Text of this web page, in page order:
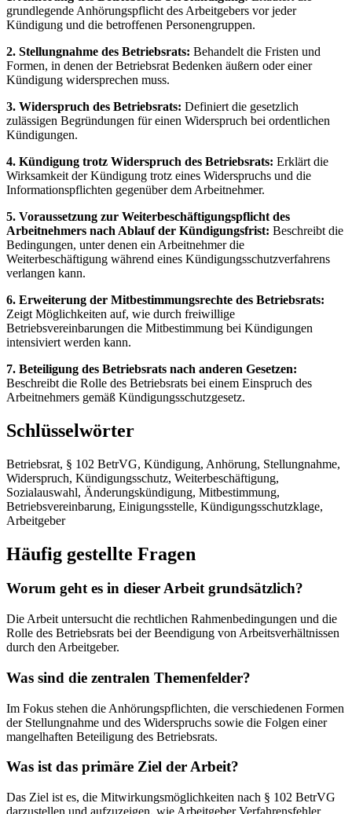
grundlegende Anhörungspflicht des Arbeitgebers vor jeder
Kündigung und die betroffenen Personengruppen.
2. Stellungnahme des Betriebsrats: Behandelt die Fristen und
Formen, in denen der Betriebsrat Bedenken äußern oder einer
Kündigung widersprechen muss.
3. Widerspruch des Betriebsrats: Definiert die gesetzlich
zulässigen Begründungen für einen Widerspruch bei ordentlichen
Kündigungen.
4. Kündigung trotz Widerspruch des Betriebsrats: Erklärt die
Wirksamkeit der Kündigung trotz eines Widerspruchs und die
Informationspflichten gegenüber dem Arbeitnehmer.
5. Voraussetzung zur Weiterbeschäftigungspflicht des
Arbeitnehmers nach Ablauf der Kündigungsfrist: Beschreibt die
Bedingungen, unter denen ein Arbeitnehmer die
Weiterbeschäftigung während eines Kündigungsschutzverfahrens
verlangen kann.
6. Erweiterung der Mitbestimmungsrechte des Betriebsrats:
Zeigt Möglichkeiten auf, wie durch freiwillige
Betriebsvereinbarungen die Mitbestimmung bei Kündigungen
intensiviert werden kann.
7. Beteiligung des Betriebsrats nach anderen Gesetzen:
Beschreibt die Rolle des Betriebsrats bei einem Einspruch des
Arbeitnehmers gemäß Kündigungsschutzgesetz.
Schlüsselwörter
Betriebsrat, § 102 BetrVG, Kündigung, Anhörung, Stellungnahme,
Widerspruch, Kündigungsschutz, Weiterbeschäftigung,
Sozialauswahl, Änderungskündigung, Mitbestimmung,
Betriebsvereinbarung, Einigungsstelle, Kündigungsschutzklage,
Arbeitgeber
Häufig gestellte Fragen
Worum geht es in dieser Arbeit grundsätzlich?
Die Arbeit untersucht die rechtlichen Rahmenbedingungen und die
Rolle des Betriebsrats bei der Beendigung von Arbeitsverhältnissen
durch den Arbeitgeber.
Was sind die zentralen Themenfelder?
Im Fokus stehen die Anhörungspflichten, die verschiedenen Formen
der Stellungnahme und des Widerspruchs sowie die Folgen einer
mangelhaften Beteiligung des Betriebsrats.
Was ist das primäre Ziel der Arbeit?
Das Ziel ist es, die Mitwirkungsmöglichkeiten nach § 102 BetrVG
darzustellen und aufzuzeigen, wie Arbeitgeber Verfahrensfehler